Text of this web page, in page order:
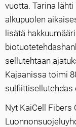
vuotta. Tarina
alkupuolen
lisätä
sellutehtaan
Kajaanissa toimi
sulfiittisellutehdas
Nyt KaiCell Fibers